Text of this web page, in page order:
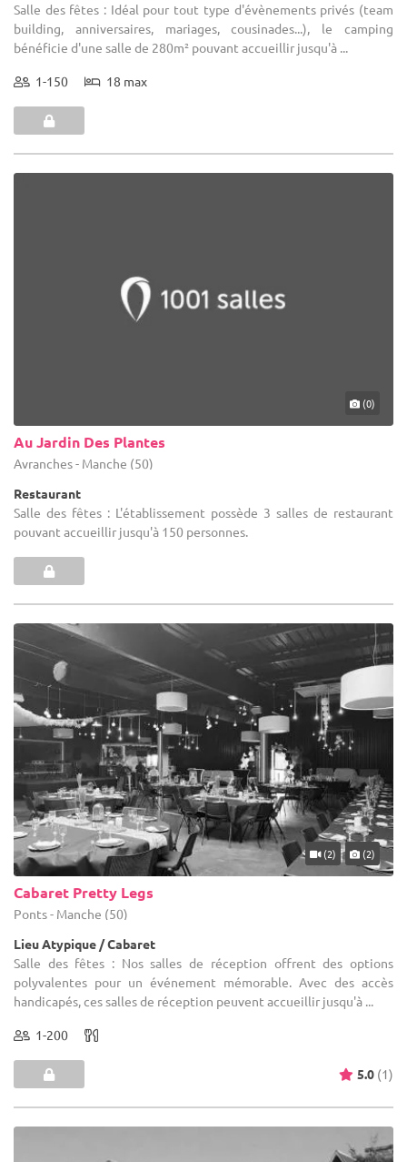
Salle des fêtes : Idéal pour tout type d'évènements privés (team
building, anniversaires, mariages, cousinades...), le camping
bénéficie d'une salle de 280m² pouvant accueillir jusqu'à ...
1-150 18 max
(0)
Au Jardin Des Plantes
Avranches - Manche (50)
Restaurant
Salle des fêtes : L'établissement possède 3 salles de restaurant
pouvant accueillir jusqu'à 150 personnes.
(2) (2)
Cabaret Pretty Legs
Ponts - Manche (50)
Lieu Atypique / Cabaret
Salle des fêtes : Nos salles de réception offrent des options
polyvalentes pour un événement mémorable. Avec des accès
handicapés, ces salles de réception peuvent accueillir jusqu'à ...
1-200
5.0 (1)